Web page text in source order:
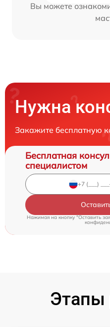
Вы можете
Нужна
Закажите бесплатную
Бесплатная
специалистом
Нажимая на кнопку "Оставить
Этапы